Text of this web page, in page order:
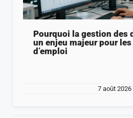
Pourquoi la gestion des
un enjeu majeur pour
d’emploi
7 août 2026